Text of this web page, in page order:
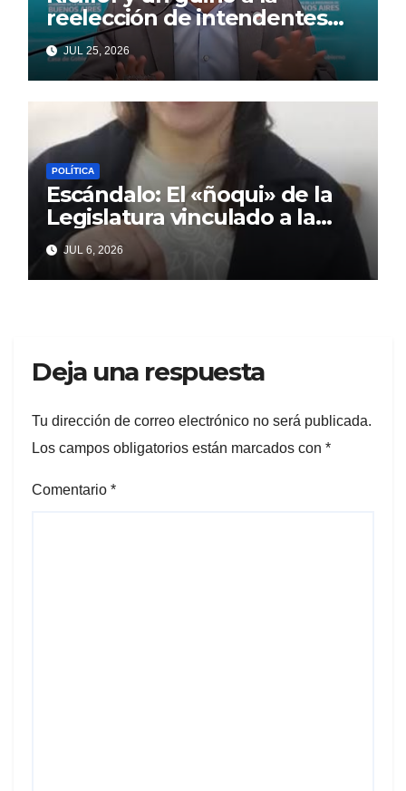
reelección de intendentes
que Cagliardi espera ansioso
JUL 25, 2026
POLÍTICA
Escándalo: El «ñoqui» de la
Legislatura vinculado a la
concejal libertaria no quiere
soltar al «ESTADO»
JUL 6, 2026
Deja una respuesta
Tu dirección de correo electrónico no será publicada.
Los campos obligatorios están marcados con *
Comentario *